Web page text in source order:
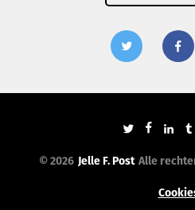
© 2026 Jelle F. Post Alle